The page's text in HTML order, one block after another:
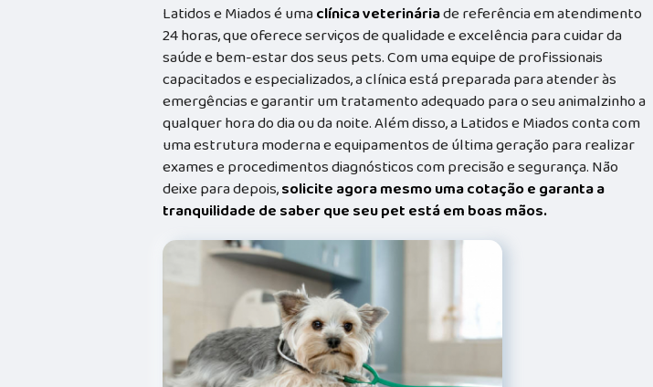
Latidos e Miados é umaclínica veterináriade referência em atendimento
24 horas, que oferece serviços de qualidade e excelência para cuidar da
saúde e bem-estar dos seus pets. Com uma equipe de profissionais
capacitados e especializados, a clínica está preparada para atender às
emergências e garantir um tratamento adequado para o seu animalzinho a
qualquer hora do dia ou da noite. Além disso, a Latidos e Miados conta com
uma estrutura moderna e equipamentos de última geração para realizar
exames e procedimentos diagnósticos com precisão e segurança. Não
deixe para depois,solicite agora mesmo uma cotação e garanta a
tranquilidade de saber que seu pet está em boas mãos.